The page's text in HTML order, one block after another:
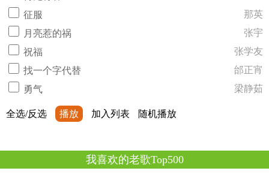
征服
那英
月亮惹的祸
张宇
祝福
张学友
找一个字代替
邰正宵
勇气
梁静茹
全选/反选 播放 加入列表 随机播放
我喜欢的老歌Top500